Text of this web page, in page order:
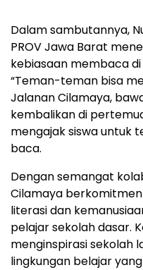
Dalam sambutannya,
PROV Jawa Barat
kebiasaan membaca
“Teman-teman bisa
Jalanan Cilamaya,
kembalikan di
mengajak siswa untuk
baca.
Dengan semangat
Cilamaya
literasi dan
pelajar sekolah dasar.
menginspirasi sekolah
lingkungan belajar